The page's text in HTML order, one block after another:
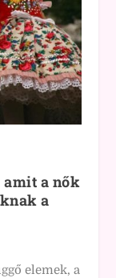
amit a nők
a
elemek, a